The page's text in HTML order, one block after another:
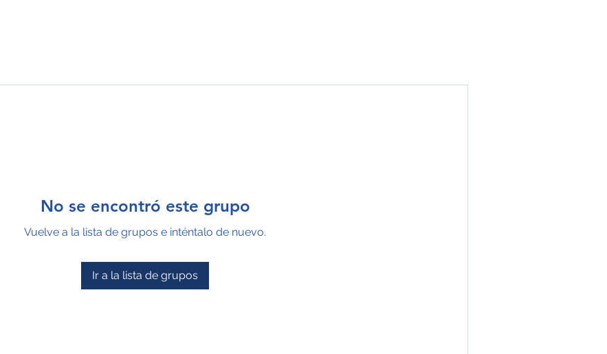
No se encontró este grupo
Vuelve a la lista de grupos e inténtalo de nuevo.
Ir a la lista de grupos